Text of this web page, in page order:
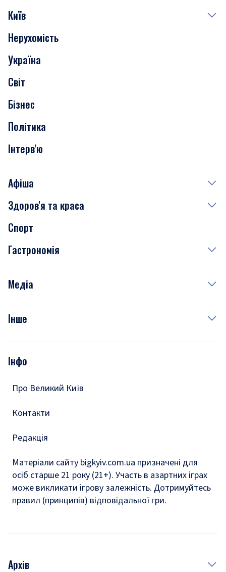
Київ
Події
Скандали
Нерухомість
Транспорт
Нерухомість
Україна
Світ
Бізнес
Політика
Інтерв'ю
Афіша
Сьогодні
Завтра
Субота
Здоров'я та краса
Медицина
Краса
Спорт
Гастрономія
Рецепти
Медіа
Фото
Подкасти
Інше
Тести
Інфо
Про Великий Київ
Контакти
Редакція
Матеріали сайту bigkyiv.com.ua призначені для
осіб старше 21 року (21+). Участь в азартних іграх
може викликати ігрову залежність. Дотримуйтесь
правил (принципів) відповідальної гри.
Архів